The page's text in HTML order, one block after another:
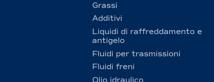
Grassi
Additivi
Liquidi di raffreddamento e
antigelo
Fluidi per trasmissioni
Fluidi freni
Olio idraulico